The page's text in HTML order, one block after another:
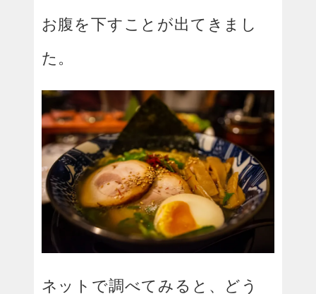
お腹を下すことが出てきまし
た。
ネットで調べてみると、どう